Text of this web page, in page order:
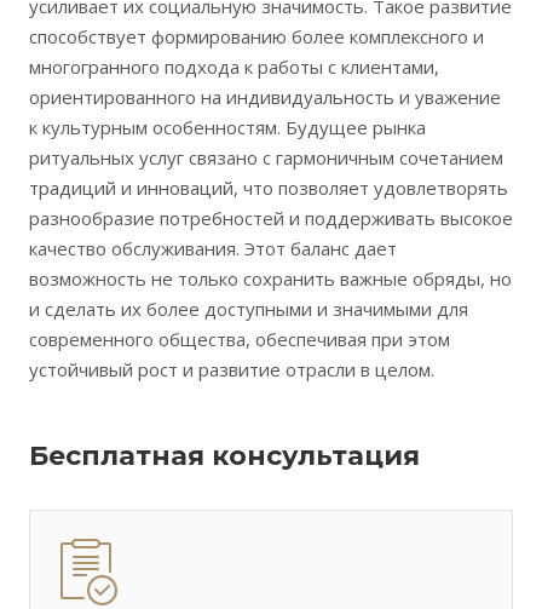
усиливает их социальную значимость. Такое развитие
способствует формированию более комплексного и
многогранного подхода к работы с клиентами,
ориентированного на индивидуальность и уважение
к культурным особенностям. Будущее рынка
ритуальных услуг связано с гармоничным сочетанием
традиций и инноваций, что позволяет удовлетворять
разнообразие потребностей и поддерживать высокое
качество обслуживания. Этот баланс дает
возможность не только сохранить важные обряды, но
и сделать их более доступными и значимыми для
современного общества, обеспечивая при этом
устойчивый рост и развитие отрасли в целом.
Бесплатная консультация